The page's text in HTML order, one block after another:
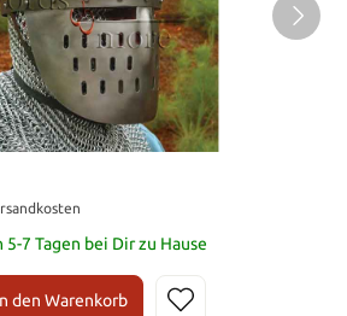
7 Tagen bei Dir zu Hause
den Warenkorb